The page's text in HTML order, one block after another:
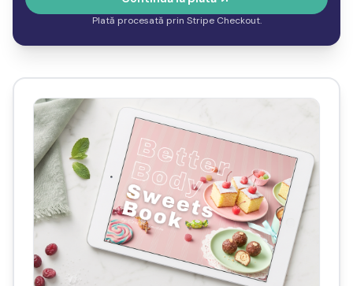
Plată procesată prin Stripe Checkout.